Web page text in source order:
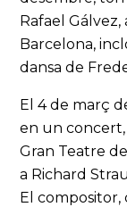
Rafael Gálvez,
Barcelona,
dansa de
El 4 de març
en un
Gran Teatre
a Richard
El compositor,